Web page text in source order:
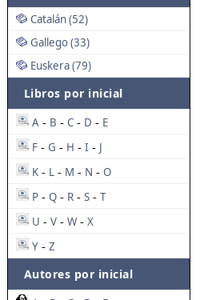
Catalán (52)
Gallego (33)
Euskera (79)
Libros por inicial
A - B - C - D - E
F - G - H - I - J
K - L - M - N - O
P - Q - R - S - T
U - V - W - X
Y - Z
Autores por inicial